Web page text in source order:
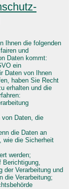
Ihnen die folgenden
und
Daten kommt:
ein
Daten von Ihnen
haben Sie Recht
erhalten und die
von Daten, die
die Daten an
wie die Sicherheit
werden;
Berichtigung,
der Verarbeitung und
die Verarbeitung;